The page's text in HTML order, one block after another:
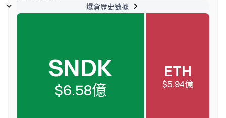
爆倉歷史數據
SNDK
$6.58億
ETH
$5.94億